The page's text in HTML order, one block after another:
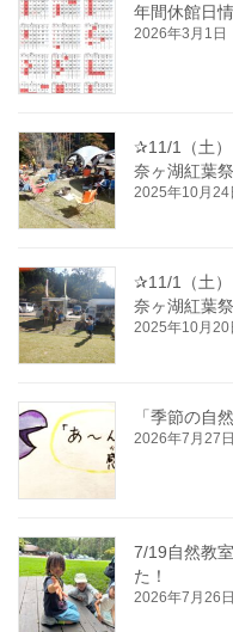
年間休館日
2026年3月1日
✰11/1（土
奈ヶ湖紅
2025年10月24
✰11/1（土
奈ヶ湖紅
2025年10月20
「季節の自
2026年7月27日
7/19自然教
た！
2026年7月26日